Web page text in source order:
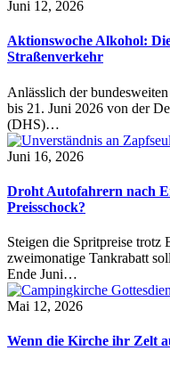
Juni 12, 2026
Aktionswoche Alkohol:
Straßenverkehr
Anlässlich der
bis 21. Juni 2026 von der
(DHS)…
Juni 16, 2026
Droht Autofahrern nach
Preisschock?
Steigen die Spritpreise
zweimonatige Tankrabatt
Ende Juni…
Mai 12, 2026
Wenn die Kirche ihr Zelt